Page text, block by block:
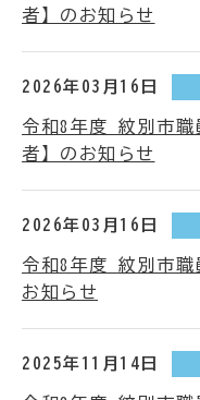
者】のお知らせ
2026年03月16日
令和8年度 紋別市職
者】のお知らせ
2026年03月16日
令和8年度 紋別市職
お知らせ
2025年11月14日